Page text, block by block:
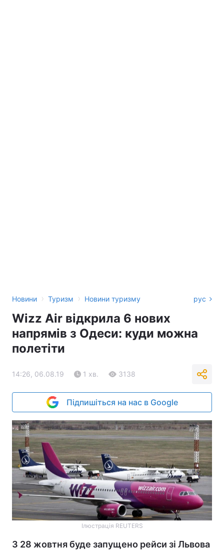
Новини › Туризм › Новини туризму рус
Wizz Air відкрила 6 нових
напрямів з Одеси: куди можна
полетіти
14:26, 06.08.19 1 хв. 3138
Підпишіться на нас в Google
Ілюстрація REUTERS
З 28 жовтня буде запущено рейси зі Львова